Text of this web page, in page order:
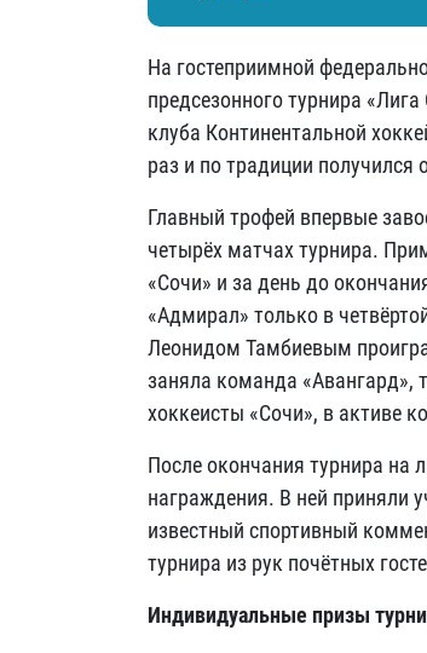
На гостеприимной
предсезонного турнира
клуба Континентальной
раз и по традиции
Главный трофей впервые
четырёх матчах турнира.
«Сочи» и за день до
«Адмирал» только в
Леонидом Тамбиевым
заняла команда «Авангард»,
хоккеисты «Сочи», в активе
После окончания турнира
награждения. В ней приняли
известный спортивный
турнира из рук почётных
Индивидуальные призы